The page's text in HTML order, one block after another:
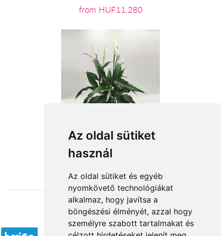
Az oldal sütiket
használ
Az oldal sütiket és egyéb
nyomkövető technológiákat
alkalmaz, hogy javítsa a
böngészési élményét, azzal hogy
személyre szabott tartalmakat és
from HUF11,280
from HUF15,524
Accepted payment methods